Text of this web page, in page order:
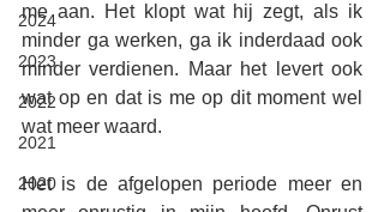
2024
2023
2022
2021
2020
me aan. Het klopt wat hij zegt, als ik
minder ga werken, ga ik inderdaad ook
minder verdienen. Maar het levert ook
wat op en dat is me op dit moment wel
wat meer waard.
Het is de afgelopen periode meer en